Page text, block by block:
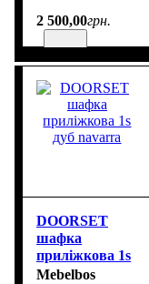
2 500,00грн.
DOORSET
шафка
приліжкова 1s
дуб navarra
Mebelbos